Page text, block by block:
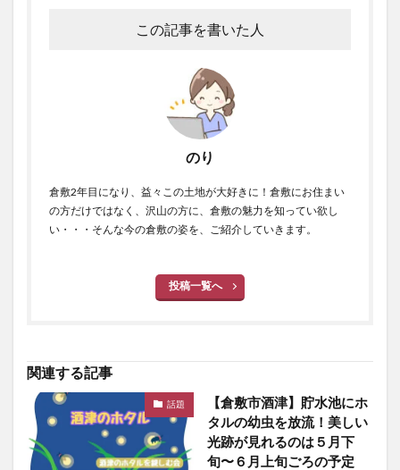
この記事を書いた人
のり
倉敷2年目になり、益々この土地が大好きに！倉敷にお住まい
の方だけではなく、沢山の方に、倉敷の魅力を知ってい欲し
い・・・そんな今の倉敷の姿を、ご紹介していきます。
投稿一覧へ
関連する記事
話題
【倉敷市酒津】貯水池にホ
タルの幼虫を放流！美しい
光跡が見れるのは５月下
旬〜６月上旬ごろの予定